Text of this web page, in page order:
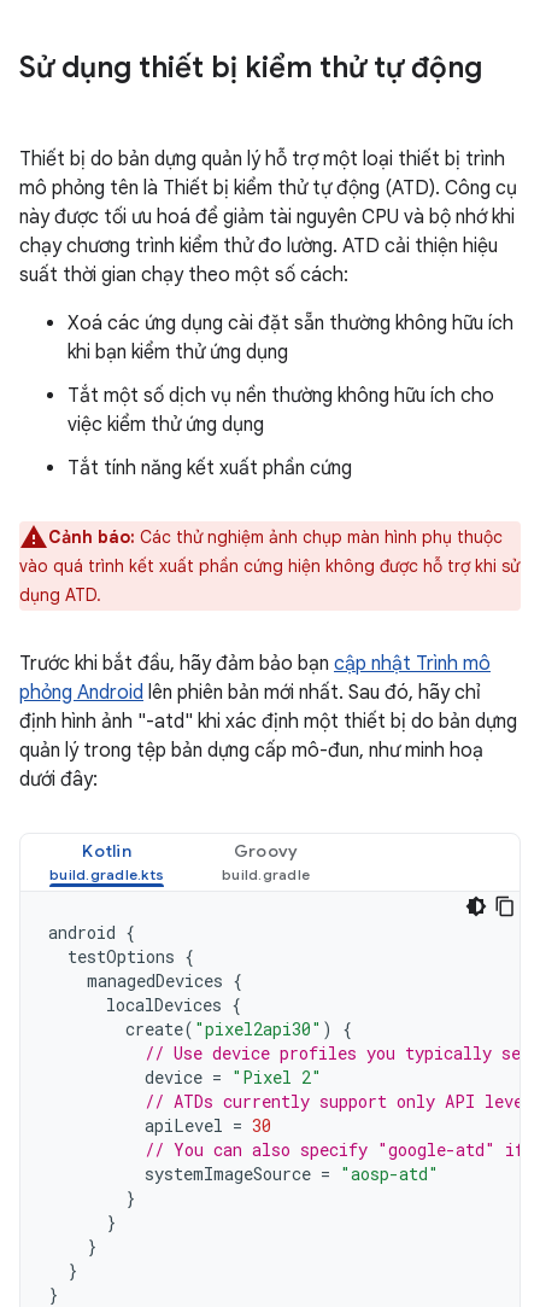
Sử dụng thiết bị kiểm thử tự động
Thiết bị do bản dựng quản lý hỗ trợ một loại thiết bị trình
mô phỏng tên là Thiết bị kiểm thử tự động (ATD). Công cụ
này được tối ưu hoá để giảm tài nguyên CPU và bộ nhớ khi
chạy chương trình kiểm thử đo lường. ATD cải thiện hiệu
suất thời gian chạy theo một số cách:
Xoá các ứng dụng cài đặt sẵn thường không hữu ích
khi bạn kiểm thử ứng dụng
Tắt một số dịch vụ nền thường không hữu ích cho
việc kiểm thử ứng dụng
Tắt tính năng kết xuất phần cứng
Cảnh báo: Các thử nghiệm ảnh chụp màn hình phụ thuộc
vào quá trình kết xuất phần cứng hiện không được hỗ trợ khi sử
dụng ATD.
Trước khi bắt đầu, hãy đảm bảo bạn cập nhật Trình mô
phỏng Android lên phiên bản mới nhất. Sau đó, hãy chỉ
định hình ảnh "-atd" khi xác định một thiết bị do bản dựng
quản lý trong tệp bản dựng cấp mô-đun, như minh hoạ
dưới đây:
Kotlin Groovy
android {
testOptions {
managedDevices {
localDevices {
create( "pixel2api30" )
{
// Use device profiles you typically see
device = "Pixel 2"
// ATDs currently support only API level
apiLevel = 30
// You can also specify "google-atd" if
systemImageSource = "aosp-atd"
}
}
}
}
}